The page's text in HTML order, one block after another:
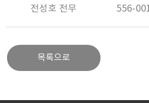
전성호 전무 556-
목록으로